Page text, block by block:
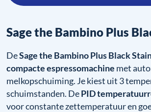
Sage the Bambino Plus
DeSage the Bambino Plus Black
compacte espressomachine met
melkopschuiming. Je kiest uit 3
schuimstanden. DePID
voor constante zettemperatuur en